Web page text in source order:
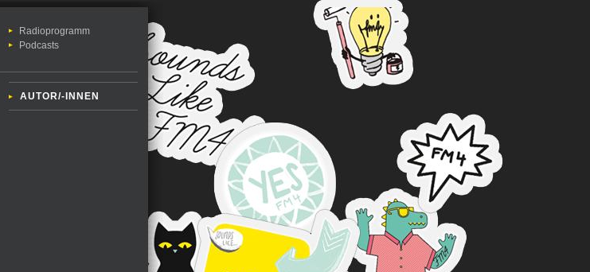
Radioprogramm
Podcasts
AUTOR/-INNEN